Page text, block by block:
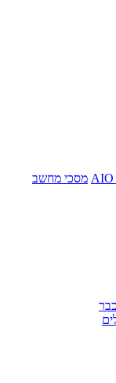
AIO מסכי מחשב